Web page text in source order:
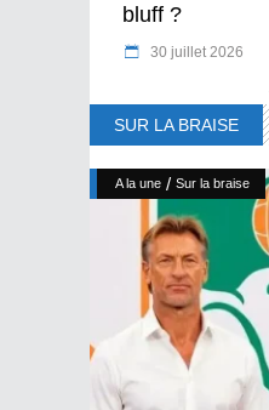
bluff ?
30 juillet 2026
SUR LA BRAISE
A la une / Sur la braise